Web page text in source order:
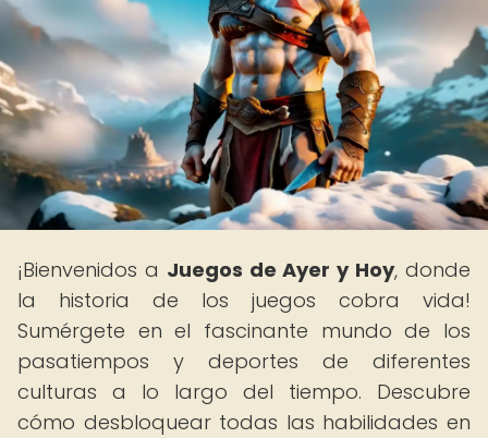
¡Bienvenidos a Juegos de Ayer y Hoy, donde
la historia de los juegos cobra vida!
Sumérgete en el fascinante mundo de los
pasatiempos y deportes de diferentes
culturas a lo largo del tiempo. Descubre
cómo desbloquear todas las habilidades en